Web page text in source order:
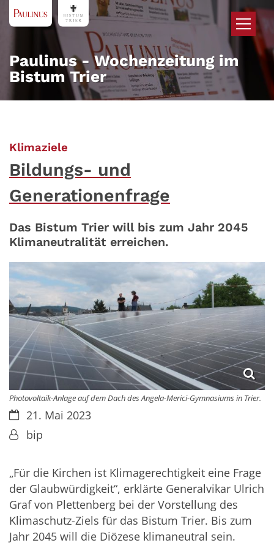
Zum Inhalt springen
Paulinus - Wochenzeitung im
Bistum Trier
Klimaziele
Bildungs- und
Generationenfrage
Das Bistum Trier will bis zum Jahr 2045
Klimaneutralität erreichen.
Photovoltaik-Anlage auf dem Dach des Angela-Merici-Gymnasiums in Trier.
Datum:21. Mai 2023
Von:bip
„Für die Kirchen ist Klimagerechtigkeit eine Frage
der Glaubwürdigkeit“, erklärte Generalvikar Ulrich
Graf von Plettenberg bei der Vorstellung des
Klimaschutz-Ziels für das Bistum Trier. Bis zum
Jahr 2045 will die Diözese klimaneutral sein.